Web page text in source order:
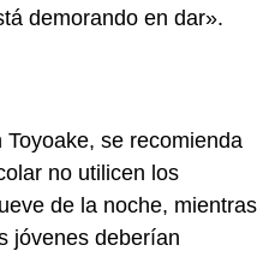
demorando en dar».
se recomienda
no utilicen los
de la noche, mientras
jóvenes deberían